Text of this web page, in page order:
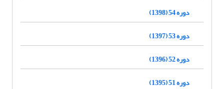
دوره 54 (1398)
دوره 53 (1397)
دوره 52 (1396)
دوره 51 (1395)